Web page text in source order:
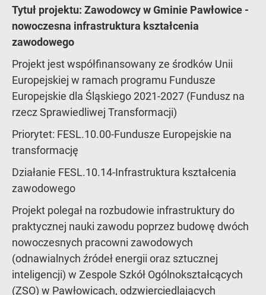
Tytuł projektu: Zawodowcy w Gminie Pawłowice -
nowoczesna infrastruktura kształcenia
zawodowego
Projekt jest współfinansowany ze środków Unii
Europejskiej w ramach programu Fundusze
Europejskie dla Śląskiego 2021-2027 (Fundusz na
rzecz Sprawiedliwej Transformacji)
Priorytet: FESL.10.00-Fundusze Europejskie na
transformację
Działanie FESL.10.14-Infrastruktura kształcenia
zawodowego
Projekt polegał na rozbudowie infrastruktury do
praktycznej nauki zawodu poprzez budowę dwóch
nowoczesnych pracowni zawodowych
(odnawialnych źródeł energii oraz sztucznej
inteligencji) w Zespole Szkół Ogólnokształcących
(ZSO) w Pawłowicach, odzwierciedlających